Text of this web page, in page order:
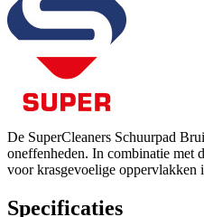
De SuperCleaners Schuurpad
oneffenheden. In combinatie met
voor krasgevoelige oppervlakken
Specificaties